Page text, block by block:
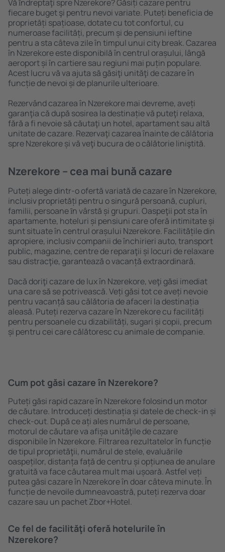
Vă ȋndreptaţi spre Nzerekore? Găsiți cazare pentru
fiecare buget şi pentru nevoi variate. Puteți beneficia de
proprietăți spațioase, dotate cu tot confortul, cu
numeroase facilități, precum și de pensiuni ieftine
pentru a sta câteva zile în timpul unui city break. Cazarea
în Nzerekore este disponibilă în centrul orașului, lângă
aeroport și în cartiere sau regiuni mai puțin populare.
Acest lucru vă va ajuta să găsiţi unităţi de cazare în
funcție de nevoi și de planurile ulterioare.
Rezervând cazarea în Nzerekore mai devreme, aveți
garanţia că după sosirea la destinație vă puteţi relaxa,
fără a fi nevoie să căutaţi un hotel, apartament sau altă
unitate de cazare. Rezervaţi cazarea înainte de călătoria
spre Nzerekore și vă veţi bucura de o călătorie liniştită.
Nzerekore – cea mai bună cazare
Puteți alege dintr-o ofertă variată de cazare în Nzerekore,
inclusiv proprietăți pentru o singură persoană, cupluri,
familii, persoane ȋn vârstă și grupuri. Oaspeţii pot sta în
apartamente, hoteluri și pensiuni care oferă intimitate și
sunt situate în centrul orașului Nzerekore. Facilitățile din
apropiere, inclusiv companii de închirieri auto, transport
public, magazine, centre de reparaţii și locuri de relaxare
sau distracţie, garantează o vacanță extraordinară.
Dacă doriţi cazare de lux în Nzerekore, veţi găsi imediat
una care să se potrivească. Veți găsi tot ce aveți nevoie
pentru vacanță sau călătoria de afaceri la destinația
aleasă. Puteți rezerva cazare în Nzerekore cu facilități
pentru persoanele cu dizabilități, sugari și copii, precum
și pentru cei care călătoresc cu animale de companie.
Cum pot găsi cazare în Nzerekore?
Puteți găsi rapid cazare în Nzerekore folosind un motor
de căutare. Introduceți destinația și datele de check-in și
check-out. După ce ați ales numărul de persoane,
motorul de căutare va afișa unităţile de cazare
disponibile în Nzerekore. Filtrarea rezultatelor în funcție
de tipul proprietăţii, numărul de stele, evaluările
oaspeților, distanța față de centru și opțiunea de anulare
gratuită va face căutarea mult mai ușoară. Astfel veți
putea găsi cazare în Nzerekore în doar câteva minute. În
funcție de nevoile dumneavoastră, puteți rezerva doar
cazare sau un pachet Zbor+Hotel.
Ce fel de facilităţi oferă hotelurile în
Nzerekore?